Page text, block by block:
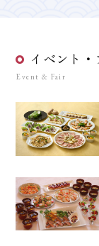
イベント・
Event & Fair